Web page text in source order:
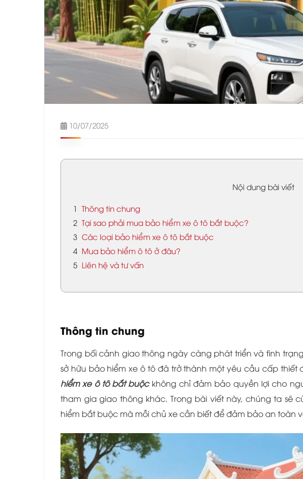
10/07/2025
Nội dung bài viết
1 Thông tin chung
2 Tại sao phải mua bảo hiểm xe ô tô bắt buộc?
3 Các loại bảo hiểm xe ô tô bắt buộc
4 Mua bảo hiểm ô tô ở đâu?
5 Liên hệ và tư vấn
Thông tin chung
Trong bối cảnh giao thông ngày càng phát triển và tình
sở hữu bảo hiểm xe ô tô đã trở thành một yêu cầu cấp thiết
hiểm xe ô tô bắt buộckhông chỉ đảm bảo quyền lợi cho
tham gia giao thông khác. Trong bài viết này, chúng ta sẽ
hiểm bắt buộc mà mỗi chủ xe cần biết để đảm bảo an toàn